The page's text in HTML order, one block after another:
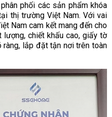
phối các sản phẩm khóa
thị trường Việt Nam. Với vai
Nam cam kết mang đến cho
lượng, chiết khấu cao, giấy tờ
lắp đặt tận nơi trên toàn